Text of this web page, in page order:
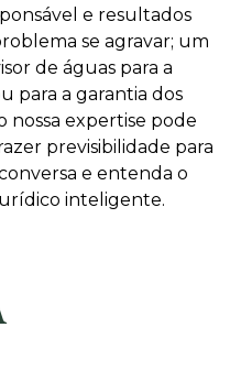
e resultados
se agravar; um
de águas para a
para a garantia dos
nossa expertise pode
previsibilidade para
e entenda o
inteligente.